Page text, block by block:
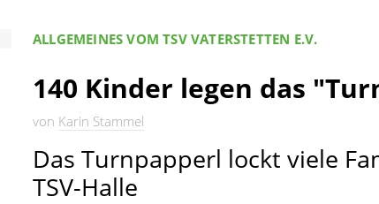
ALLGEMEINES VOM TSV VATERSTETTEN E.V.
140 Kinder legen das
von Karin Stammel
Das Turnpapperl lockt viele
TSV-Halle